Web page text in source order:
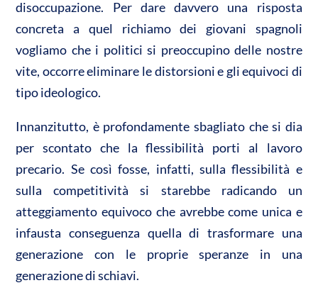
disoccupazione. Per dare davvero una risposta
concreta a quel richiamo dei giovani spagnoli
vogliamo che i politici si preoccupino delle nostre
vite, occorre eliminare le distorsioni e gli equivoci di
tipo ideologico.
Innanzitutto, è profondamente sbagliato che si dia
per scontato che la flessibilità porti al lavoro
precario. Se così fosse, infatti, sulla flessibilità e
sulla competitività si starebbe radicando un
atteggiamento equivoco che avrebbe come unica e
infausta conseguenza quella di trasformare una
generazione con le proprie speranze in una
generazione di schiavi.